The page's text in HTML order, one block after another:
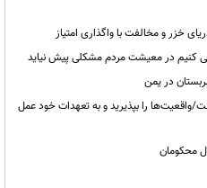
خزر و مخالفت با واگذاری امتیاز
می کنیم در معیشت مردم مشکلی پیش نیاید
در یمن
را بپذیرید و به تعهدات خود عمل
محکومان